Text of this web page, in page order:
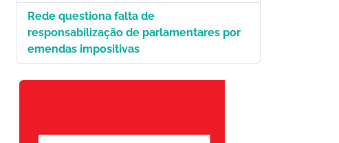
Rede questiona falta de
responsabilização de parlamentares por
emendas impositivas